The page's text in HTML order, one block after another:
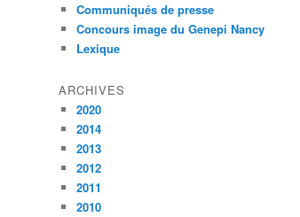
Communiqués de presse
Concours image du Genepi Nancy
Lexique
ARCHIVES
2020
2014
2013
2012
2011
2010